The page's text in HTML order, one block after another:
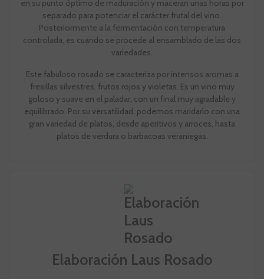
en su punto óptimo de maduración y maceran unas horas por
separado para potenciar el carácter frutal del vino.
Posteriormente a la fermentación con temperatura
controlada, es cuando se procede al ensamblado de las dos
variedades.
Este fabuloso rosado se caracteriza por intensos aromas a
fresillas silvestres, frutos rojos y violetas. Es un vino muy
goloso y suave en el paladar, con un final muy agradable y
equilibrado. Por su versatilidad, podemos maridarlo con una
gran variedad de platos, desde aperitivos y arroces, hasta
platos de verdura o barbacoas veraniegas.
Elaboración Laus Rosado